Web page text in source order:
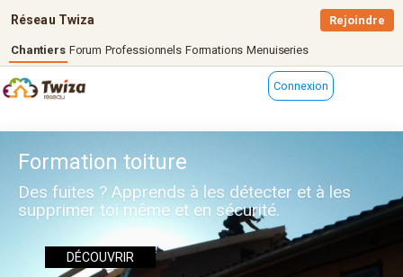
Réseau Twiza
Chantiers Forum Professionnels Formations Menuiseries
Rejoindre
Connexion
Formation toiture
Des fuites ? Apprends à les détecter et à les
supprimer toi même et en sécurité.
DÉCOUVRIR